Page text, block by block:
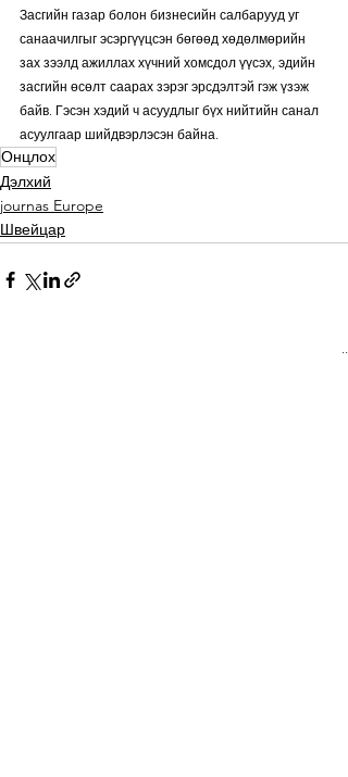
Засгийн газар болон бизнесийн салбарууд уг
санаачилгыг эсэргүүцсэн бөгөөд хөдөлмөрийн
зах зээлд ажиллах хүчний хомсдол үүсэх, эдийн
засгийн өсөлт саарах зэрэг эрсдэлтэй гэж үзэж
байв. Гэсэн хэдий ч асуудлыг бүх нийтийн санал
асуулгаар шийдвэрлэсэн байна.
Онцлох
Дэлхий
journas Europe
Швейцар
See All